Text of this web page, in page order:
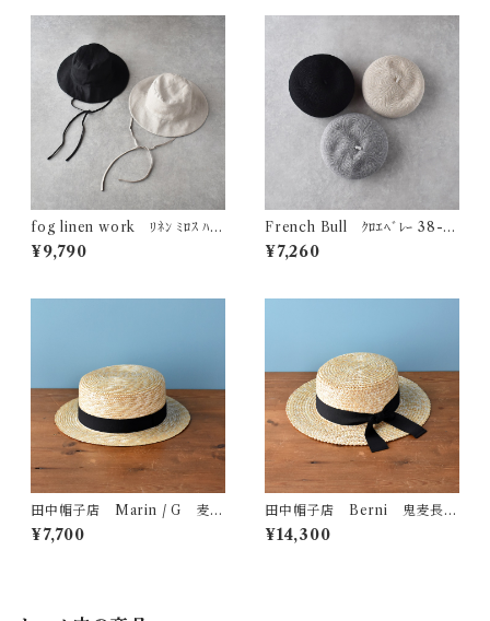
fog linen work ﾘﾈﾝ ﾐﾛｽ ﾊｯ
ﾄ LWE147
¥9,790
French Bull ｸﾛｴﾍﾞﾚｰ 38-01
231
¥7,260
田中帽子店 Marin / G 麦わ
らカンカン帽
¥7,700
田中帽子店 Berni 鬼麦長つ
ばカンカン帽
¥14,300